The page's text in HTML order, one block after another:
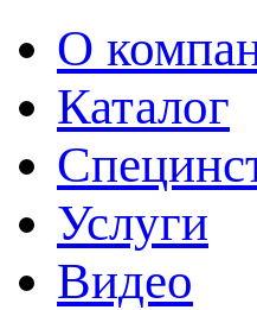
О
Каталог
Услуги
Видео